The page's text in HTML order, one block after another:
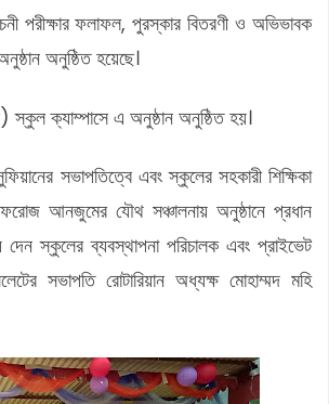
পরীক্ষার ফলাফল, পুরস্কার বিতরণী ও অভিভাবক
অনুষ্ঠিত হয়েছে।
স্কুল ক্যাম্পাসে এ অনুষ্ঠান অনুষ্ঠিত হয়।
সভাপতিত্বে এবং স্কুলের সহকারী শিক্ষিকা
আনজুমের যৌথ সঞ্চালনায় অনুষ্ঠানে প্রধান
স্কুলের ব্যবস্থাপনা পরিচালক এবং প্রাইভেট
সভাপতি রোটারিয়ান অধ্যক্ষ মোহাম্মদ মহি